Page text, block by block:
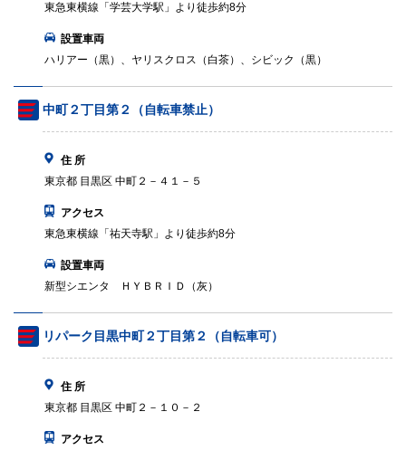
東急東横線「学芸大学駅」より徒歩約8分
設置車両
ハリアー（黒）、ヤリスクロス（白茶）、シビック（黒）
中町２丁目第２（自転車禁止）
住 所
東京都 目黒区 中町２－４１－５
アクセス
東急東横線「祐天寺駅」より徒歩約8分
設置車両
新型シエンタ ＨＹＢＲＩＤ（灰）
リパーク目黒中町２丁目第２（自転車可）
住 所
東京都 目黒区 中町２－１０－２
アクセス